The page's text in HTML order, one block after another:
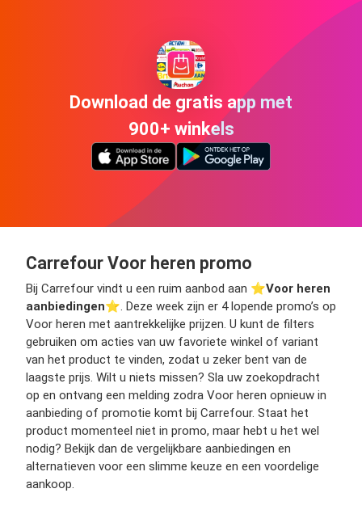
Download de gratis app met
900+ winkels
Carrefour Voor heren promo
Bij Carrefour vindt u een ruim aanbod aan ⭐️Voor heren
aanbiedingen⭐️. Deze week zijn er 4 lopende promo’s op
Voor heren met aantrekkelijke prijzen. U kunt de filters
gebruiken om acties van uw favoriete winkel of variant
van het product te vinden, zodat u zeker bent van de
laagste prijs. Wilt u niets missen? Sla uw zoekopdracht
op en ontvang een melding zodra Voor heren opnieuw in
aanbieding of promotie komt bij Carrefour. Staat het
product momenteel niet in promo, maar hebt u het wel
nodig? Bekijk dan de vergelijkbare aanbiedingen en
alternatieven voor een slimme keuze en een voordelige
aankoop.